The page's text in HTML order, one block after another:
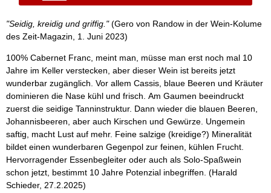
"Seidig, kreidig und griffig."(Gero von Randow in der Wein-Kolume
des Zeit-Magazin, 1. Juni 2023)
100% Cabernet Franc, meint man, müsse man erst noch mal 10
Jahre im Keller verstecken, aber dieser Wein ist bereits jetzt
wunderbar zugänglich. Vor allem Cassis, blaue Beeren und Kräuter
dominieren die Nase kühl und frisch. Am Gaumen beeindruckt
zuerst die seidige Tanninstruktur. Dann wieder die blauen Beeren,
Johannisbeeren, aber auch Kirschen und Gewürze. Ungemein
saftig, macht Lust auf mehr. Feine salzige (kreidige?) Mineralität
bildet einen wunderbaren Gegenpol zur feinen, kühlen Frucht.
Hervorragender Essenbegleiter oder auch als Solo-Spaßwein
schon jetzt, bestimmt 10 Jahre Potenzial inbegriffen. (Harald
Schieder, 27.2.2025)